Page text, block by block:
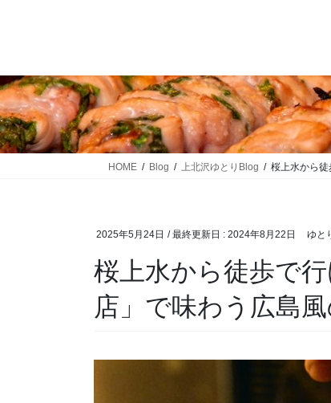
ツ
に
移
動
シ
ョ
ン
に
HOME Blog 上北沢ゆとりBlog 桜上水から
2025年5月24日 / 最終更新日 : 2024年8月22日 ゆと
桜上水から徒歩で
店」で味わう広島